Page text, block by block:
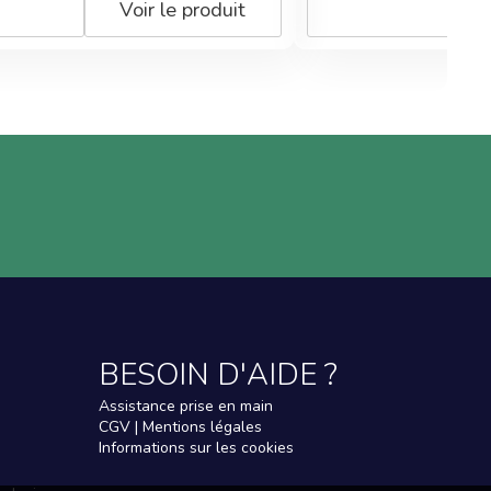
Voir le produit
BESOIN D'AIDE ?
Assistance prise en main
CGV | Mentions légales
Informations sur les cookies